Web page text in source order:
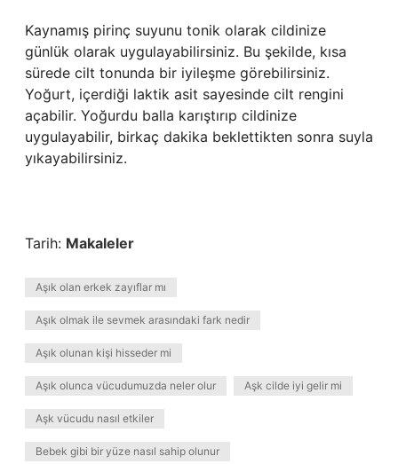
Kaynamış pirinç suyunu tonik olarak cildinize
günlük olarak uygulayabilirsiniz. Bu şekilde, kısa
sürede cilt tonunda bir iyileşme görebilirsiniz.
Yoğurt, içerdiği laktik asit sayesinde cilt rengini
açabilir. Yoğurdu balla karıştırıp cildinize
uygulayabilir, birkaç dakika beklettikten sonra suyla
yıkayabilirsiniz.
Tarih: Makaleler
Aşık olan erkek zayıflar mı
Aşık olmak ile sevmek arasındaki fark nedir
Aşık olunan kişi hisseder mi
Aşık olunca vücudumuzda neler olur Aşk cilde iyi gelir mi
Aşk vücudu nasıl etkiler
Bebek gibi bir yüze nasıl sahip olunur